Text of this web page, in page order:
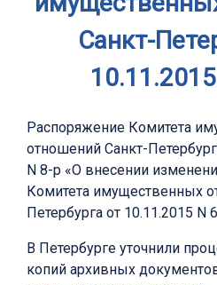
Санкт-
Распоряжение Комитета
отношений Санкт-
N 8-р «О внесении
Комитета имущественных
Петербурга от 10.11.2015 N
В Петербурге уточнили
копий архивных